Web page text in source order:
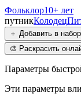
Фольклор10+ лет
путникКолодец
＋ Добавить в
🎨 Раскрасить
Параметры
Эти параметры